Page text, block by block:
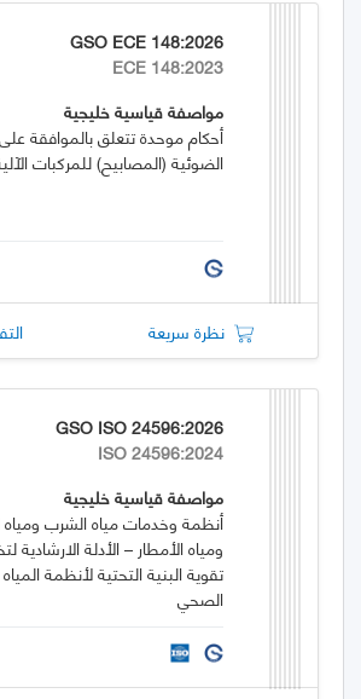
GSO ECE 148:2026
ECE 148:2023
مواصفة قياسية خليجية
أحكام موحدة تتعلق بالموافقة
الضوئية (المصابيح) للمركبات
نظرة سريعة
GSO ISO 24596:2026
ISO 24596:2024
مواصفة قياسية خليجية
أنظمة وخدمات مياه الشرب
ومياه الأمطار – الأدلة الارشادية
تقوية البنية التحتية لأنظمة
الصحي